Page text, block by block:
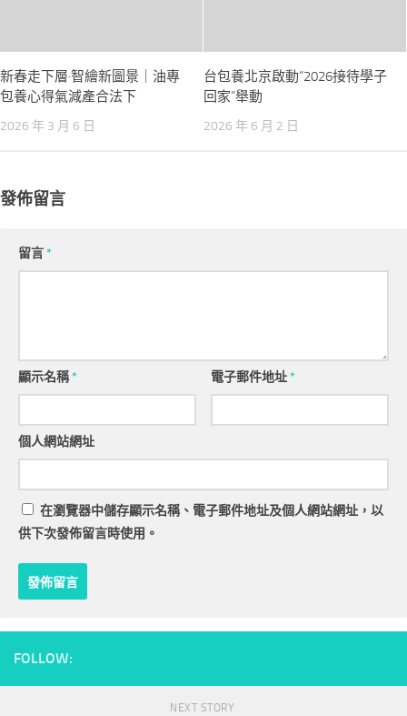
新春走下層·智繪新圖景｜油專
包養心得氣減產合法下
2026 年 3 月 6 日
台包養北京啟動“2026接待學子
回家”舉動
2026 年 6 月 2 日
發佈留言
留言*
顯示名稱* 電子郵件地址*
個人網站網址
在瀏覽器中儲存顯示名稱、電子郵件地址及個人網站網址，以
供下次發佈留言時使用。
FOLLOW:
NEXT STORY